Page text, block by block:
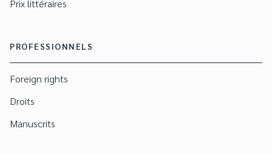
Prix littéraires
PROFESSIONNELS
Foreign rights
Droits
Manuscrits